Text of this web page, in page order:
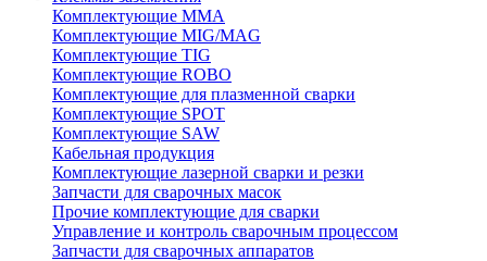
Комплектующие ММА
Комплектующие MIG/MAG
Комплектующие TIG
Комплектующие ROBO
Комплектующие для плазменной сварки
Комплектующие SPOT
Комплектующие SAW
Кабельная продукция
Комплектующие лазерной сварки и резки
Запчасти для сварочных масок
Прочие комплектующие для сварки
Управление и контроль сварочным процессом
Запчасти для сварочных аппаратов